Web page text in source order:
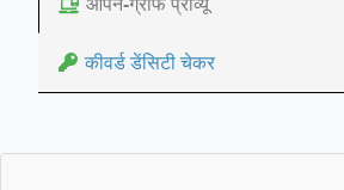
ओपन-ग्राफ प्रीव्यू
कीवर्ड डेंसिटी चेकर